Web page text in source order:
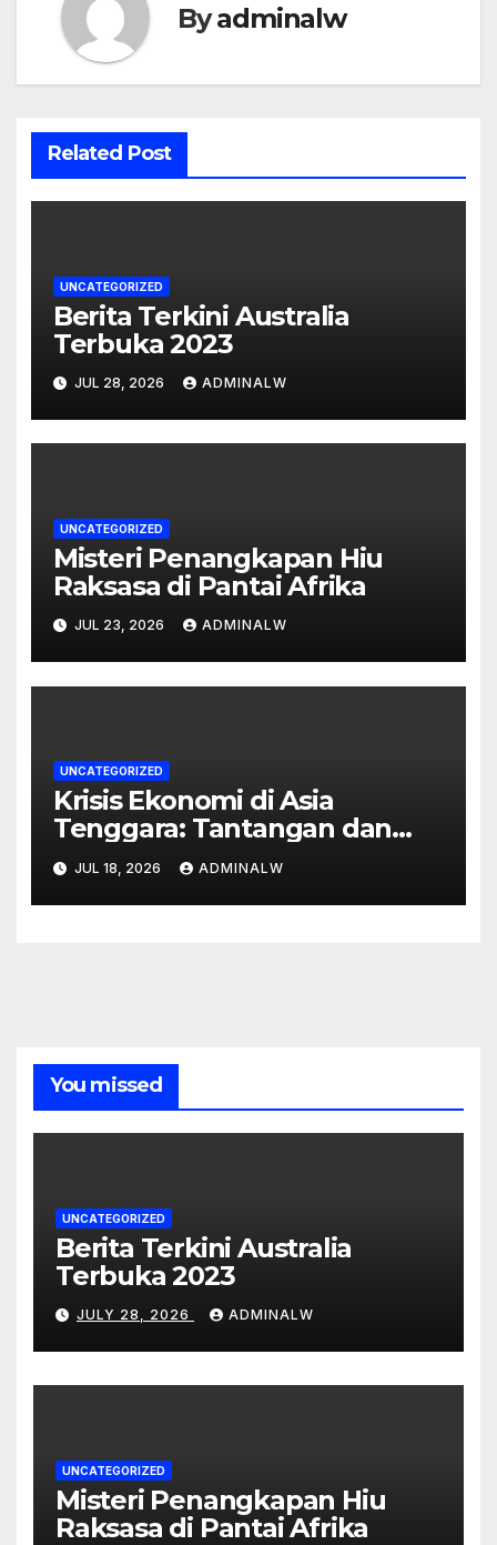
Byadminalw
Related Post
UNCATEGORIZED
Berita Terkini Australia
Terbuka 2023
JUL 28, 2026 ADMINALW
UNCATEGORIZED
Misteri Penangkapan Hiu
Raksasa di Pantai Afrika
JUL 23, 2026 ADMINALW
UNCATEGORIZED
Krisis Ekonomi di Asia
Tenggara: Tantangan dan
Peluang
JUL 18, 2026 ADMINALW
You missed
UNCATEGORIZED
Berita Terkini Australia
Terbuka 2023
JULY 28, 2026 ADMINALW
UNCATEGORIZED
Misteri Penangkapan Hiu
Raksasa di Pantai Afrika